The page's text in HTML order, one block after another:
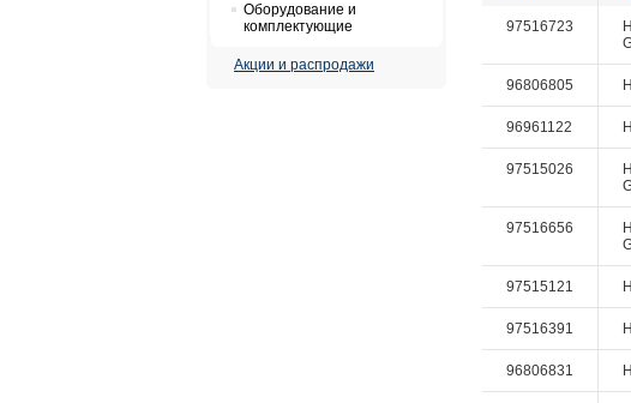
Оборудование и
комплектующие
Акции и распродажи
97516723
96806805
96961122
97515026
97516656
97515121
97516391
96806831